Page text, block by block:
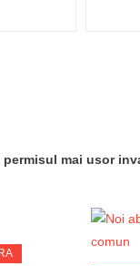
permisul mai usor